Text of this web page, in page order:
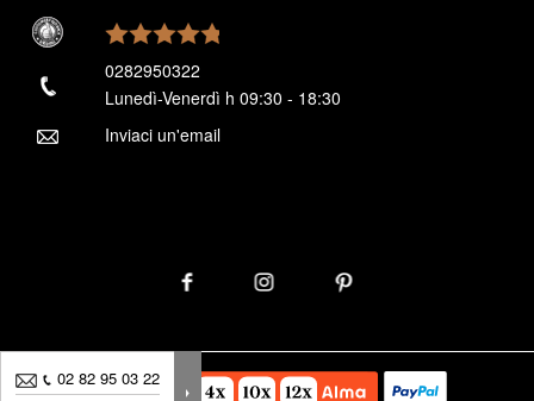
0282950322
Lunedì-Venerdì h 09:30 - 18:30
Inviaci un'email
02 82 95 03 22